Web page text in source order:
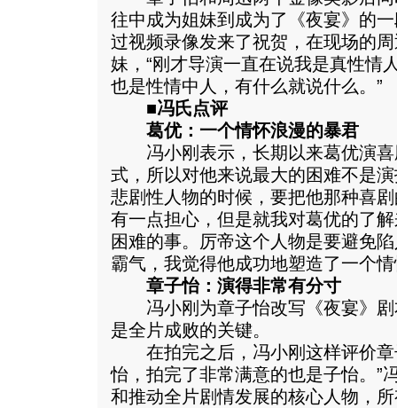
往中成为姐妹到成为了《夜宴》的
过视频录像发来了祝贺，在现场的
妹，“刚才导演一直在说我是真性情
也是性情中人，有什么就说什么。”
■冯氏点评
葛优：一个情怀浪漫的暴君
冯小刚表示，长期以来葛优演喜
式，所以对他来说最大的困难不是
悲剧性人物的时候，要把他那种喜
有一点担心，但是就我对葛优的了
困难的事。厉帝这个人物是要避免
霸气，我觉得他成功地塑造了一个
章子怡：演得非常有分寸
冯小刚为章子怡改写《夜宴》剧
是全片成败的关键。
在拍完之后，冯小刚这样评价章
怡，拍完了非常满意的也是子怡。”
和推动全片剧情发展的核心人物，